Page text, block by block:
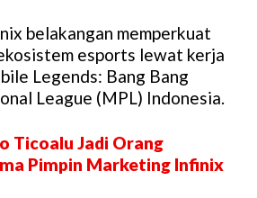
belakangan memperkuat
esports lewat kerja
Legends: Bang Bang
League (MPL) Indonesia.
Ticoalu Jadi Orang
Pimpin Marketing Infinix